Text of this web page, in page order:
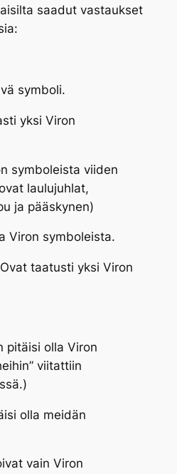
saadut vastaukset
symboli.
yksi Viron
symboleista viiden
laulujuhlat,
ja pääskynen)
Viron symboleista.
taatusti yksi Viron
pitäisi olla Viron
viitattiin
olla meidän
vain Viron